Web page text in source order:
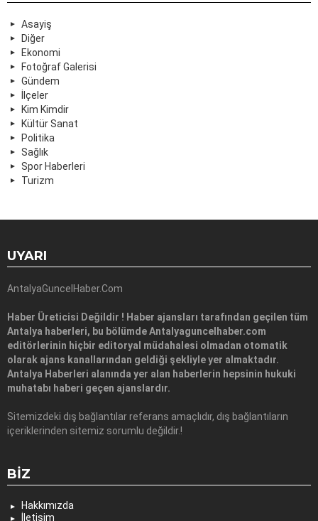
Asayiş
Diğer
Ekonomi
Fotoğraf Galerisi
Gündem
İlçeler
Kim Kimdir
Kültür Sanat
Politika
Sağlık
Spor Haberleri
Turizm
UYARI
AntalyaGuncelHaber.Com
Haber Üreticisi Değildir ! Haber ajansları tarafından geçilen tüm
Antalya haberleri, bu bölümde Antalyaguncelhaber.com
editörlerinin hiçbir editoryal müdahalesi olmadan otomatik
olarak ajans kanallarından geldiği şekliyle yer almaktadır.
Antalya Haberleri alanında yer alan haberlerin hepsinin hukuki
muhatabı haberi geçen ajanslardır.
Sitemizdeki dış bağlantılar referans amaçlıdır, dış bağlantıların
içeriklerinden sitemiz sorumlu değildir.!
BIZ
Hakkımızda
İletişim